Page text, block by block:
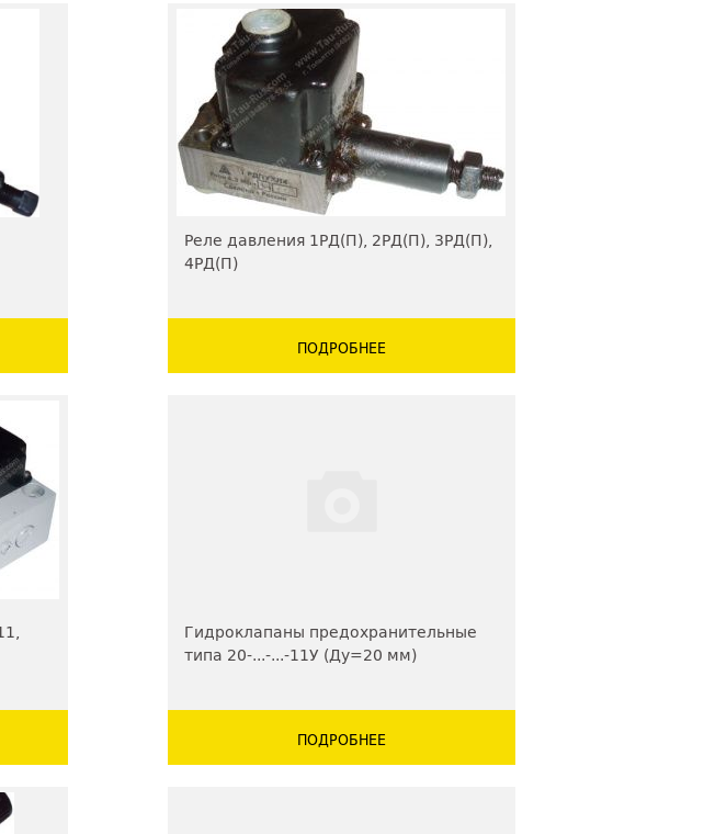
Реле давления 1РД(П), 2РД(П), 3РД(П),
4РД(П)
ПОДРОБНЕЕ
Гидроклапаны предохранительные
типа 20-...-...-11У (Ду=20 мм)
ПОДРОБНЕЕ